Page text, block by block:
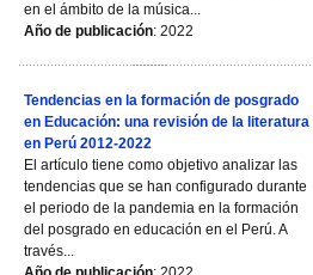
en el ámbito de la música...
Año de publicación: 2022
Tendencias en la formación de posgrado
en Educación: una revisión de la literatura
en Perú 2012-2022
El artículo tiene como objetivo analizar las
tendencias que se han configurado durante
el periodo de la pandemia en la formación
del posgrado en educación en el Perú. A
través...